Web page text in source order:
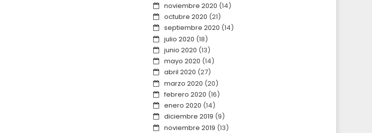
noviembre 2020 (14)
octubre 2020 (21)
septiembre 2020 (14)
julio 2020 (18)
junio 2020 (13)
mayo 2020 (14)
abril 2020 (27)
marzo 2020 (20)
febrero 2020 (16)
enero 2020 (14)
diciembre 2019 (9)
noviembre 2019 (13)